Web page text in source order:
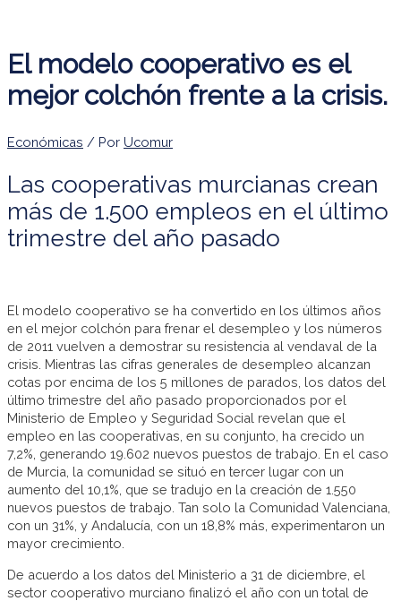
El modelo cooperativo es el
mejor colchón frente a la crisis.
Económicas / Por Ucomur
Las cooperativas murcianas crean
más de 1.500 empleos en el último
trimestre del año pasado
El modelo cooperativo se ha convertido en los últimos años
en el mejor colchón para frenar el desempleo y los números
de 2011 vuelven a demostrar su resistencia al vendaval de la
crisis. Mientras las cifras generales de desempleo alcanzan
cotas por encima de los 5 millones de parados, los datos del
último trimestre del año pasado proporcionados por el
Ministerio de Empleo y Seguridad Social revelan que el
empleo en las cooperativas, en su conjunto, ha crecido un
7,2%, generando 19.602 nuevos puestos de trabajo. En el caso
de Murcia, la comunidad se situó en tercer lugar con un
aumento del 10,1%, que se tradujo en la creación de 1.550
nuevos puestos de trabajo. Tan solo la Comunidad Valenciana,
con un 31%, y Andalucía, con un 18,8% más, experimentaron un
mayor crecimiento.
De acuerdo a los datos del Ministerio a 31 de diciembre, el
sector cooperativo murciano finalizó el año con un total de